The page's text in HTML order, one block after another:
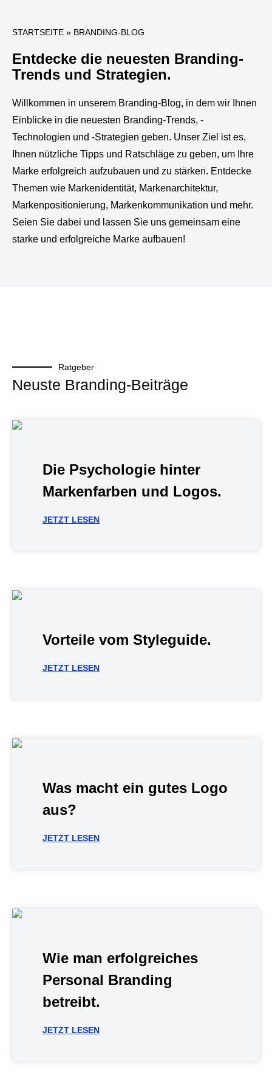
STARTSEITE » BRANDING-BLOG
Entdecke die neuesten Branding-
Trends und Strategien.
Willkommen in unserem Branding-Blog, in dem wir Ihnen
Einblicke in die neuesten Branding-Trends, -
Technologien und -Strategien geben. Unser Ziel ist es,
Ihnen nützliche Tipps und Ratschläge zu geben, um Ihre
Marke erfolgreich aufzubauen und zu stärken. Entdecke
Themen wie Markenidentität, Markenarchitektur,
Markenpositionierung, Markenkommunikation und mehr.
Seien Sie dabei und lassen Sie uns gemeinsam eine
starke und erfolgreiche Marke aufbauen!
Ratgeber
Neuste Branding-Beiträge
Die Psychologie hinter
Markenfarben und Logos.
JETZT LESEN
Vorteile vom Styleguide.
JETZT LESEN
Was macht ein gutes Logo
aus?
JETZT LESEN
Wie man erfolgreiches
Personal Branding
betreibt.
JETZT LESEN